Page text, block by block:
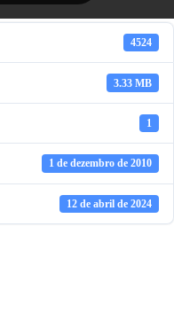
4524
3.33 MB
1
1 de dezembro de 2010
12 de abril de 2024